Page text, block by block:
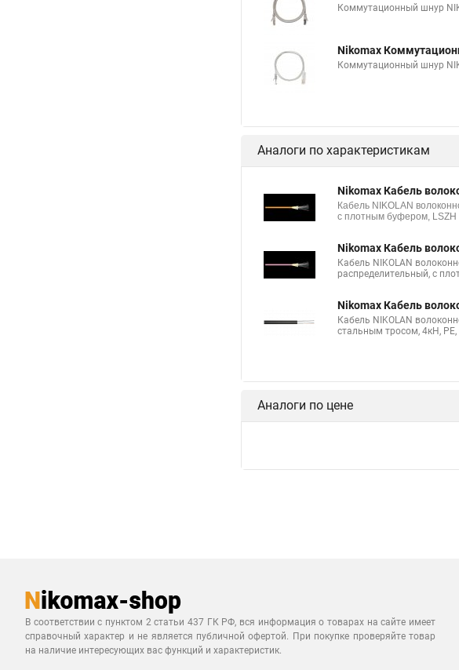
Коммутационный шнур
Nikomax
Коммутационный шнур
Аналоги по характеристикам
Nikomax Кабель
Кабель NIKOLAN
с плотным буфером, LSZH
Nikomax Кабель
Кабель NIKOLAN
распределительный, с
Nikomax Кабель
Кабель NIKOLAN
стальным тросом, 4кН,
Аналоги по цене
В соответствии с пунктом 2 статьи 437 ГК РФ, вся информация о товарах на сайте имеет
справочный характер и не является публичной офертой. При покупке проверяйте товар
на наличие интересующих вас функций и характеристик.